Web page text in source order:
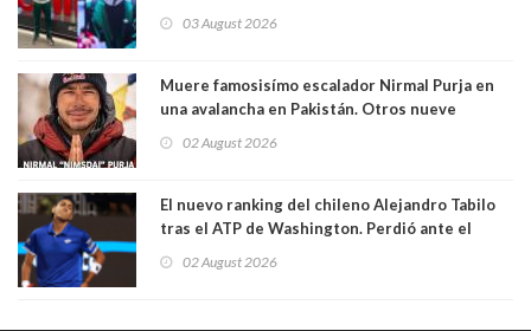
hinchas"
03 August 2026
Muere famosisímo escalador Nirmal Purja en
una avalancha en Pakistán. Otros nueve
02 August 2026
El nuevo ranking del chileno Alejandro Tabilo
tras el ATP de Washington. Perdió ante el
02 August 2026